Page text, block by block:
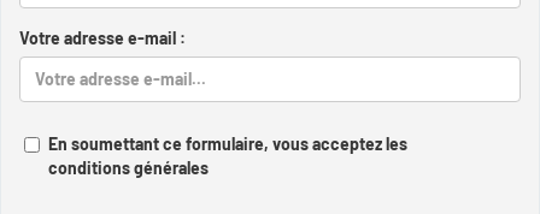
Votre adresse e-mail :
En soumettant ce formulaire, vous acceptez les
conditions générales